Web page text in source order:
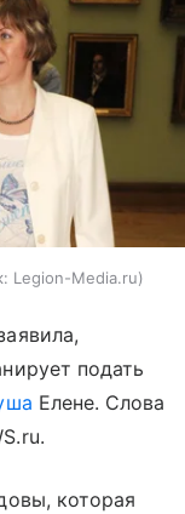
Legion-Media.ru
подать
Елене. Слова
которая